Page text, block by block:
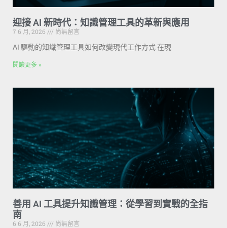
迎接 AI 新時代：知識管理工具的革新與應用
7 6 月, 2026
尚無留言
AI 驅動的知識管理工具如何改變現代工作方式 在現
閱讀更多 »
善用 AI 工具提升知識管理：從學習到實戰的全指
南
6 6 月, 2026 尚無留言